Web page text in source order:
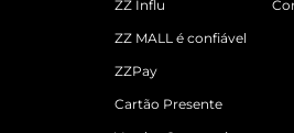
ZZ Influ
ZZ MALL é confiável
ZZPay
Cartão Presente